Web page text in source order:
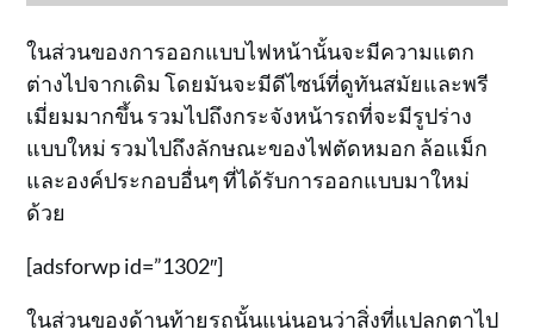
ในส่วนของการออกแบบไฟหน้านั้นจะมีความแตก
ต่างไปจากเดิม โดยมันจะมีดีไซน์ที่ดูทันสมัยและพรี
เมี่ยมมากขึ้น รวมไปถึงกระจังหน้ารถที่จะมีรูปร่าง
แบบใหม่ รวมไปถึงลักษณะของไฟตัดหมอก ล้อแม็ก
และองค์ประกอบอื่นๆ ที่ได้รับการออกแบบมาใหม่
ด้วย
[adsforwp id=”1302″]
ในส่วนของด้านท้ายรถนั้นแน่นอนว่าสิ่งที่แปลกตาไป